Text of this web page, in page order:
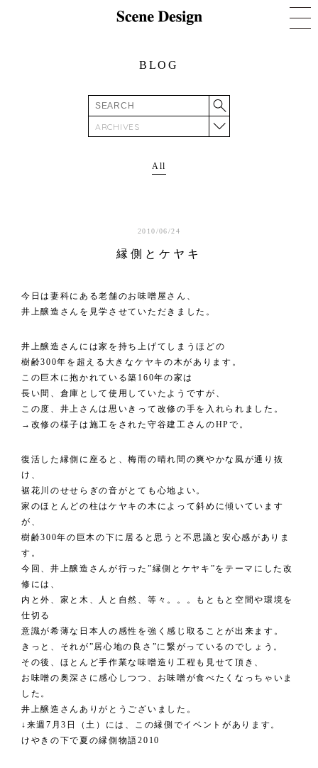
BLOG
ARCHIVES
All
2010/06/24
縁側とケヤキ
今日は妻科にある老舗のお味噌屋さん、
井上醸造 さんを見学させていただきました。
井上醸造さんには家を持ち上げてしまうほどの
樹齢300年を超える大きなケヤキの木があります。
この巨木に抱かれている築160年の家は
長い間、倉庫として使用していたようですが、
この度、井上さんは思いきって改修の手を入れられました。
→改修の様子は施工をされた 守谷建工さんのHPで。
復活した縁側に座ると、梅雨の晴れ間の爽やかな風が通り抜
け、
裾花川のせせらぎの音がとても心地よい。
家のほとんどの柱はケヤキの木によって斜めに傾いています
が、
樹齢300年の巨木の下に居ると思うと不思議と安心感がありま
す。
今回、井上醸造さんが行った”縁側とケヤキ”をテーマにした改
修には、
内と外、家と木、人と自然、等々。。。もともと空間や環境を
仕切る
意識が希薄な日本人の感性を強く感じ取ることが出来ます。
きっと、それが”居心地の良さ”に繋がっているのでしょう。
その後、ほとんど手作業な味噌造り工程も見せて頂き、
お味噌の奥深さに感心しつつ、お味噌が食べたくなっちゃいま
した。
井上醸造さんありがとうございました。
↓来週7月3日（土）には、この縁側でイベントがあります。
けやきの下で夏の縁側物語2010